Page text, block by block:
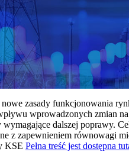
zasady funkcjonowania
wprowadzonych zmian
dalszej poprawy.
z zapewnieniem równowagi
KSE Pełna treść jest dostępna